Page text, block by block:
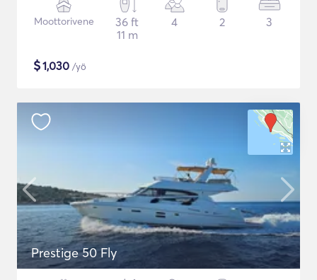
Moottorivene
36 ft
11 m
4 2 3
$1,030 /yö
Prestige 50 Fly